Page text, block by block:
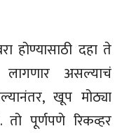
होण्यासाठी दहा ते
लागणार असल्याचं
खूप मोठ्या
तो पूर्णपणे रिकव्हर